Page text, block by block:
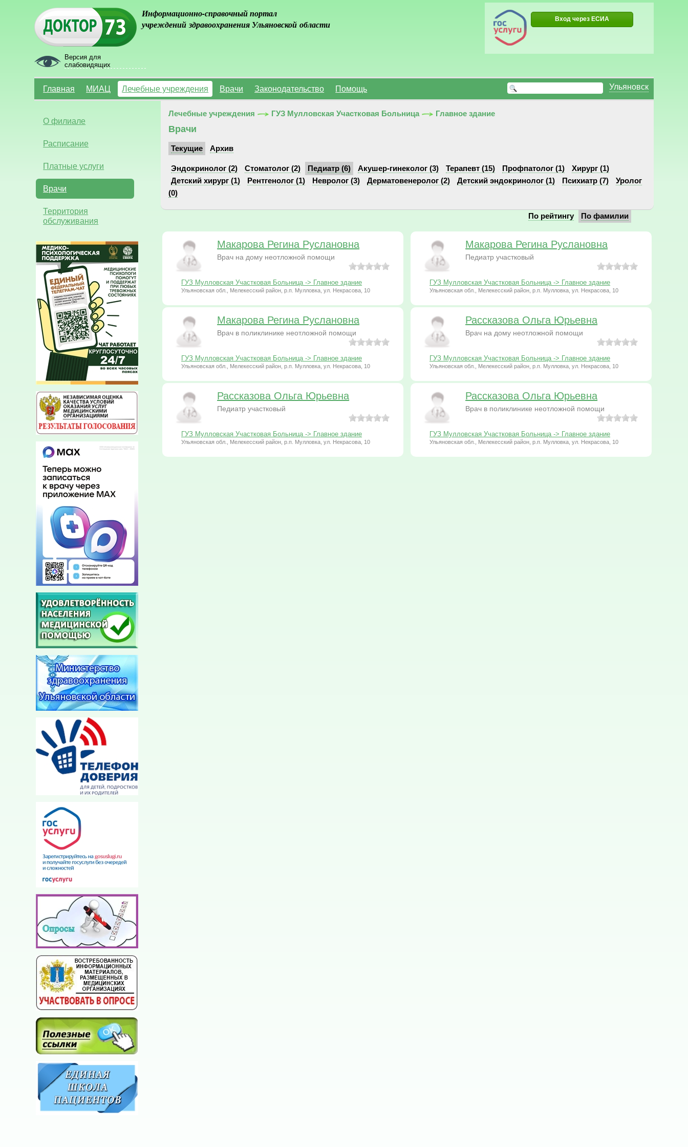
Версия для
слабовидящих
Информационно-справочный портал
учреждений здравоохранения Ульяновской области
Вход через ЕСИА
Ульяновск
Главная МИАЦ Лечебные учреждения Врачи Законодательство Помощь
О филиале
Расписание
Платные услуги
Врачи
Территория
обслуживания
Лечебные учреждения ГУЗ Мулловская Участковая Больница Главное здание
Врачи
Текущие Архив
Эндокринолог (2) Стоматолог (2) Педиатр (6) Акушер-гинеколог (3) Терапевт (15) Профпатолог (1)
Хирург (1)
Детский хирург (1)
Рентгенолог (1) Невролог (3) Дерматовенеролог (2) Детский эндокринолог (1) Психиатр (7)
Уролог
(0)
По рейтингу По фамилии
Макарова Регина Руслановна
Врач на дому неотложной помощи
ГУЗ Мулловская Участковая Больница -> Главное здание
Ульяновская обл., Мелекесский район, р.п. Мулловка, ул. Некрасова, 10
Макарова Регина Руслановна
Педиатр участковый
ГУЗ Мулловская Участковая Больница -> Главное здание
Ульяновская обл., Мелекесский район, р.п. Мулловка, ул. Некрасова, 10
Макарова Регина Руслановна
Врач в поликлинике неотложной помощи
ГУЗ Мулловская Участковая Больница -> Главное здание
Ульяновская обл., Мелекесский район, р.п. Мулловка, ул. Некрасова, 10
Рассказова Ольга Юрьевна
Врач на дому неотложной помощи
ГУЗ Мулловская Участковая Больница -> Главное здание
Ульяновская обл., Мелекесский район, р.п. Мулловка, ул. Некрасова, 10
Рассказова Ольга Юрьевна
Педиатр участковый
ГУЗ Мулловская Участковая Больница -> Главное здание
Ульяновская обл., Мелекесский район, р.п. Мулловка, ул. Некрасова, 10
Рассказова Ольга Юрьевна
Врач в поликлинике неотложной помощи
ГУЗ Мулловская Участковая Больница -> Главное здание
Ульяновская обл., Мелекесский район, р.п. Мулловка, ул. Некрасова, 10